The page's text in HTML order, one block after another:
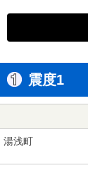
震度1
湯浅町